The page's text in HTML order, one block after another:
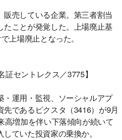
売している企業。第三者割当
ことが発覚した。上場廃止基
上場廃止となった。
セントレクス／3775】
運用・監視、ソーシャルアプ
であるピクスタ（3416）が9月
高増加を伴い下落傾向が続いて
ていた投資家の乗換か。